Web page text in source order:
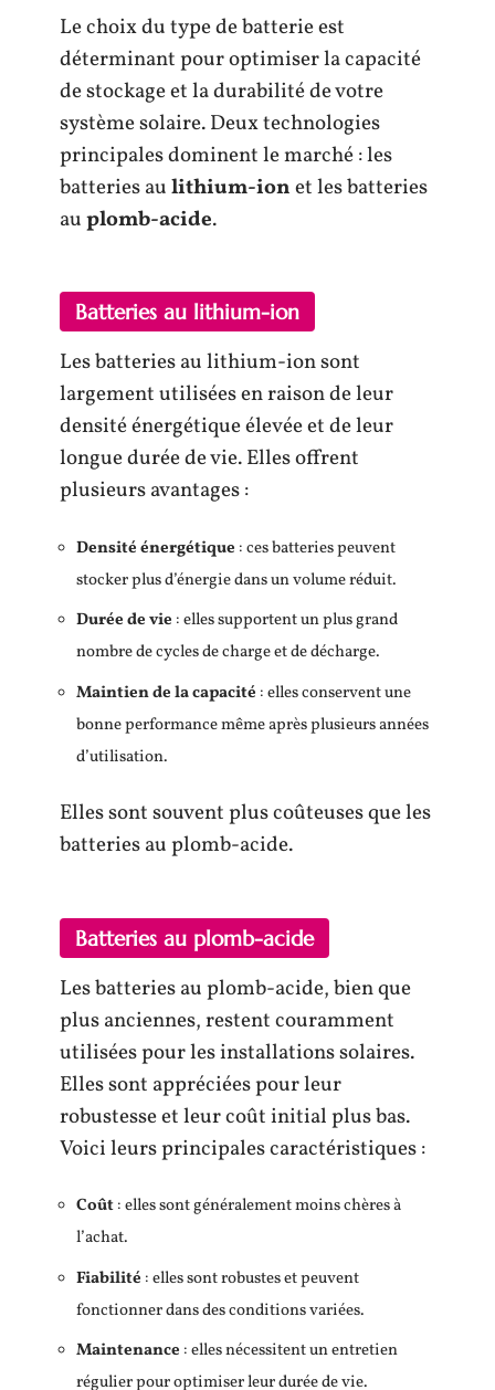
Le choix du type de batterie est
déterminant pour optimiser la capacité
de stockage et la durabilité de votre
système solaire. Deux technologies
principales dominent le marché : les
batteries aulithium-ionet les batteries
auplomb-acide.
Batteries au lithium-ion
Les batteries au lithium-ion sont
largement utilisées en raison de leur
densité énergétique élevée et de leur
longue durée de vie. Elles offrent
plusieurs avantages :
Densité énergétique : ces batteries peuvent
stocker plus d’énergie dans un volume réduit.
Durée de vie : elles supportent un plus grand
nombre de cycles de charge et de décharge.
Maintien de la capacité : elles conservent une
bonne performance même après plusieurs années
d’utilisation.
Elles sont souvent plus coûteuses que les
batteries au plomb-acide.
Batteries au plomb-acide
Les batteries au plomb-acide, bien que
plus anciennes, restent couramment
utilisées pour les installations solaires.
Elles sont appréciées pour leur
robustesse et leur coût initial plus bas.
Voici leurs principales caractéristiques :
Coût: elles sont généralement moins chères à
l’achat.
Fiabilité : elles sont robustes et peuvent
fonctionner dans des conditions variées.
Maintenance : elles nécessitent un entretien
régulier pour optimiser leur durée de vie.